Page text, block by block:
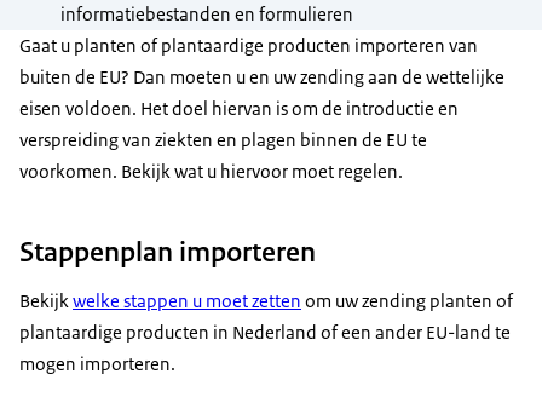
informatiebestanden en formulieren
Gaat u planten of plantaardige producten importeren van
buiten de EU? Dan moeten u en uw zending aan de wettelijke
eisen voldoen. Het doel hiervan is om de introductie en
verspreiding van ziekten en plagen binnen de EU te
voorkomen. Bekijk wat u hiervoor moet regelen.
Stappenplan importeren
Bekijkwelke stappen u moet zetten om uw zending planten of
plantaardige producten in Nederland of een ander EU-land te
mogen importeren.